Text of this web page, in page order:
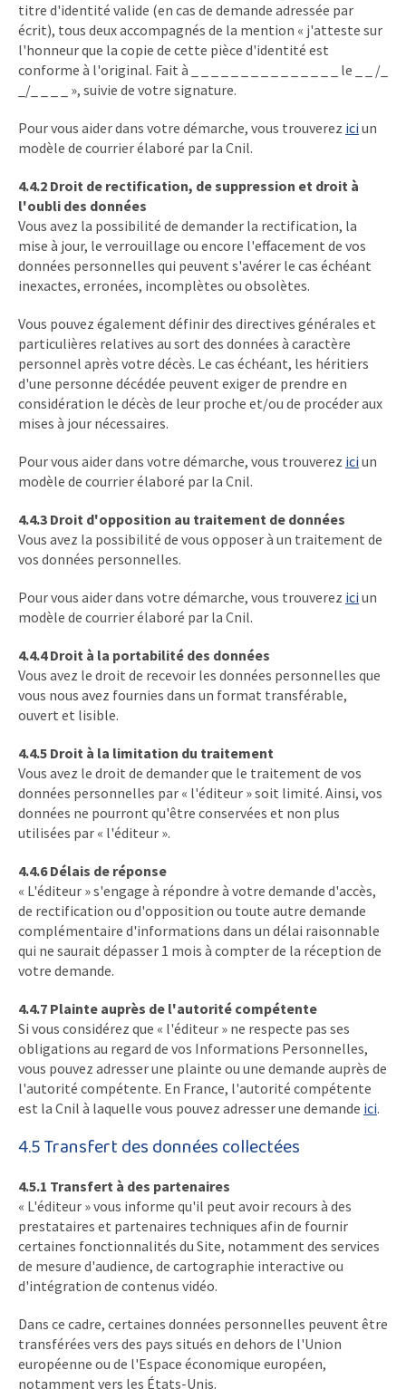
titre d'identité valide (en cas de demande adressée par
écrit), tous deux accompagnés de la mention « j'atteste sur
l'honneur que la copie de cette pièce d'identité est
conforme à l'original. Fait à _ _ _ _ _ _ _ _ _ _ _ _ _ _ _ le _ _ /_
_/_ _ _ _ », suivie de votre signature.
Pour vous aider dans votre démarche, vous trouverez ici un
modèle de courrier élaboré par la Cnil.
4.4.2 Droit de rectification, de suppression et droit à
l'oubli des données
Vous avez la possibilité de demander la rectification, la
mise à jour, le verrouillage ou encore l'effacement de vos
données personnelles qui peuvent s'avérer le cas échéant
inexactes, erronées, incomplètes ou obsolètes.
Vous pouvez également définir des directives générales et
particulières relatives au sort des données à caractère
personnel après votre décès. Le cas échéant, les héritiers
d'une personne décédée peuvent exiger de prendre en
considération le décès de leur proche et/ou de procéder aux
mises à jour nécessaires.
Pour vous aider dans votre démarche, vous trouverez ici un
modèle de courrier élaboré par la Cnil.
4.4.3 Droit d'opposition au traitement de données
Vous avez la possibilité de vous opposer à un traitement de
vos données personnelles.
Pour vous aider dans votre démarche, vous trouverez ici un
modèle de courrier élaboré par la Cnil.
4.4.4 Droit à la portabilité des données
Vous avez le droit de recevoir les données personnelles que
vous nous avez fournies dans un format transférable,
ouvert et lisible.
4.4.5 Droit à la limitation du traitement
Vous avez le droit de demander que le traitement de vos
données personnelles par « l'éditeur » soit limité. Ainsi, vos
données ne pourront qu'être conservées et non plus
utilisées par « l'éditeur ».
4.4.6 Délais de réponse
« L'éditeur » s'engage à répondre à votre demande d'accès,
de rectification ou d'opposition ou toute autre demande
complémentaire d'informations dans un délai raisonnable
qui ne saurait dépasser 1 mois à compter de la réception de
votre demande.
4.4.7 Plainte auprès de l'autorité compétente
Si vous considérez que « l'éditeur » ne respecte pas ses
obligations au regard de vos Informations Personnelles,
vous pouvez adresser une plainte ou une demande auprès de
l'autorité compétente. En France, l'autorité compétente
est la Cnil à laquelle vous pouvez adresser une demande ici.
4.5 Transfert des données collectées
4.5.1 Transfert à des partenaires
« L'éditeur » vous informe qu'il peut avoir recours à des
prestataires et partenaires techniques afin de fournir
certaines fonctionnalités du Site, notamment des services
de mesure d'audience, de cartographie interactive ou
d'intégration de contenus vidéo.
Dans ce cadre, certaines données personnelles peuvent être
transférées vers des pays situés en dehors de l'Union
européenne ou de l'Espace économique européen,
notamment vers les États-Unis.